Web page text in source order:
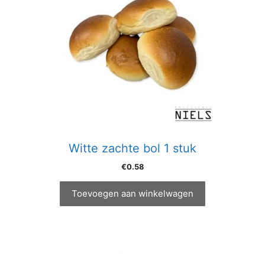
Witte zachte bol 1 stuk
€0.58
Toevoegen aan winkelwagen